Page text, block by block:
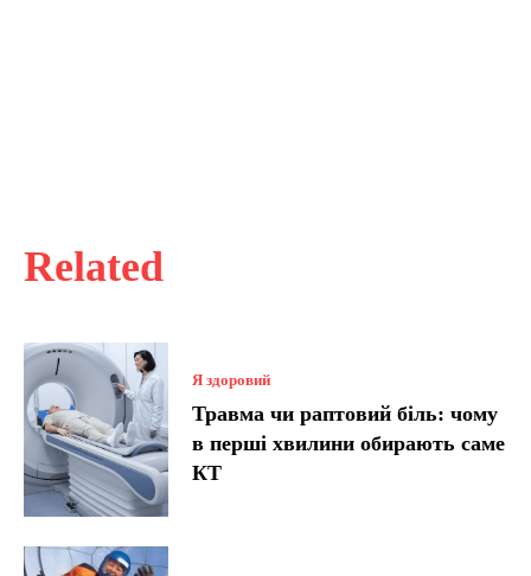
Related
Я здоровий
Травма чи раптовий біль: чому
в перші хвилини обирають саме
КТ